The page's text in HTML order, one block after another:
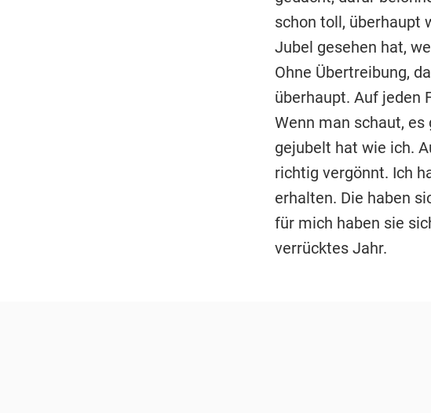
schon toll, überhaupt
Jubel gesehen hat,
Ohne Übertreibung,
überhaupt. Auf jeden
Wenn man schaut,
gejubelt hat wie ich.
richtig vergönnt. Ich
erhalten. Die haben
für mich haben sie
verrücktes Jahr.